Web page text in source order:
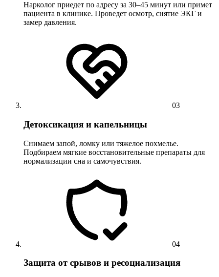
Нарколог приедет по адресу за 30–45 минут или примет
пациента в клинике. Проведет осмотр, снятие ЭКГ и
замер давления.
03
Детоксикация и капельницы
Снимаем запой, ломку или тяжелое похмелье.
Подбираем мягкие восстановительные препараты для
нормализации сна и самочувствия.
04
Защита от срывов и ресоциализация